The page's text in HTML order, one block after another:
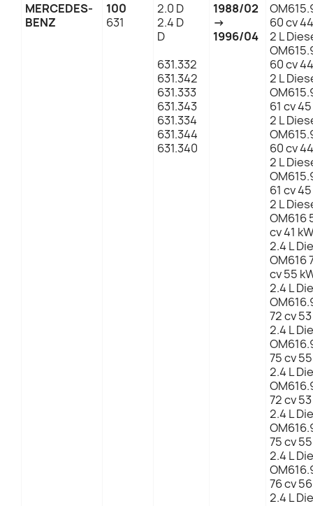
MERCEDES-
BENZ
100
631
2.0 D
2.4 D
D
631.332
631.342
631.333
631.343
631.334
631.344
631.340
1988/02
→
1996/04
60 cv
2 L
60 cv
2 L
61 cv
2 L
60 cv
2 L
61 cv
2 L
OM616
cv 41
2.4 L
OM616
cv 55
2.4 L
72 cv
2.4 L
75 cv
2.4 L
72 cv
2.4 L
75 cv
2.4 L
76 cv
2.4 L